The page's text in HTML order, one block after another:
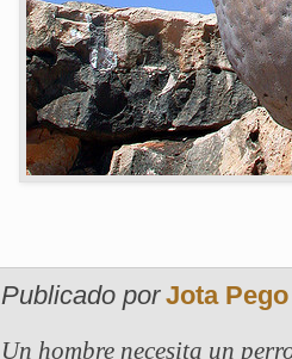
Publicado por Jota Pego
Un hombre necesita un